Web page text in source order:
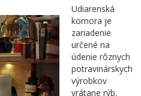
Udiarenská
komora je
zariadenie
určené na
údenie rôznych
potravinárskych
výrobkov
vrátane rýb,